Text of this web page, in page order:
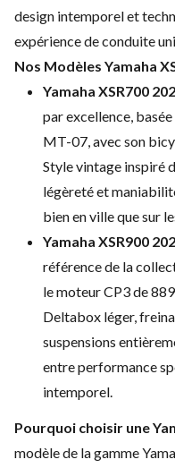
design intemporel et
expérience de conduite
Nos Modèles Yamaha
Yamaha XSR700
par excellence,
MT-07, avec son
Style vintage inspiré
légèreté et
bien en ville que sur
Yamaha XSR900
référence de la
le moteur CP3 de
Deltabox léger,
suspensions
entre performance
intemporel.
Pourquoi choisir une
modèle de la gamme